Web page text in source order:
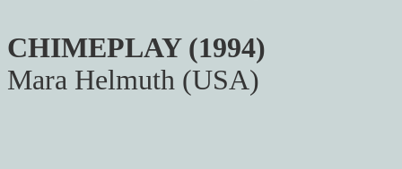
CHIMEPLAY (1994)
Mara Helmuth (USA)